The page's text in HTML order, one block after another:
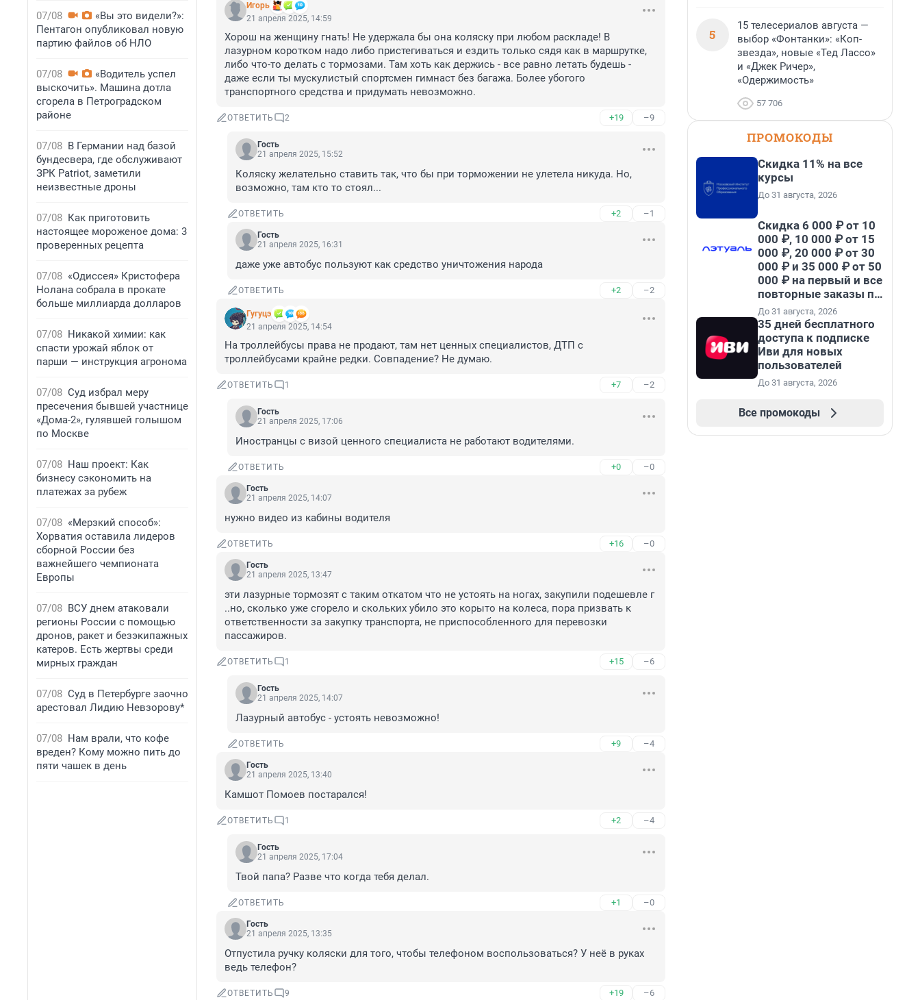
07/08
«Вы это видели?»:
Пентагон опубликовал новую
партию файлов об НЛО
07/08
«Водитель успел
выскочить». Машина дотла
сгорела в Петроградском
районе
07/08 В Германии над базой
бундесвера, где обслуживают
ЗРК Patriot, заметили
неизвестные дроны
07/08 Как приготовить
настоящее мороженое дома: 3
проверенных рецепта
07/08 «Одиссея» Кристофера
Нолана собрала в прокате
больше миллиарда долларов
07/08 Никакой химии: как
спасти урожай яблок от
парши — инструкция агронома
07/08 Суд избрал меру
пресечения бывшей участнице
«Дома-2», гулявшей голышом
по Москве
07/08 Наш проект: Как
бизнесу сэкономить на
платежах за рубеж
07/08 «Мерзкий способ»:
Хорватия оставила лидеров
сборной России без
важнейшего чемпионата
Европы
07/08 ВСУ днем атаковали
регионы России с помощью
дронов, ракет и безэкипажных
катеров. Есть жертвы среди
мирных граждан
07/08 Суд в Петербурге заочно
арестовал Лидию Невзорову*
07/08 Нам врали, что кофе
вреден? Кому можно пить до
пяти чашек в день
Игoрь
21 апреля 2025, 14:59
Хорош на женщину гнать! Не удержала бы она коляску при любом раскладе! В
лазурном коротком надо либо пристегиваться и ездить только сядя как в маршрутке,
либо что-то делать с тормозами. Там хоть как держись - все равно летать будешь -
даже если ты мускулистый спортсмен гимнаст без багажа. Более убогого
транспортного средства и придумать невозможно.
ОТВЕТИТЬ 2 +19 –9
Гость
21 апреля 2025, 15:52
Коляску желательно ставить так, что бы при торможении не улетела никуда. Но,
возможно, там кто то стоял...
ОТВЕТИТЬ +2 –1
Гость
21 апреля 2025, 16:31
даже уже автобус пользуют как средство уничтожения народа
ОТВЕТИТЬ +2 –2
Гугуцэ
21 апреля 2025, 14:54
На троллейбусы права не продают, там нет ценных специалистов, ДТП с
троллейбусами крайне редки. Совпадение? Не думаю.
ОТВЕТИТЬ 1 +7 –2
Гость
21 апреля 2025, 17:06
Иностранцы с визой ценного специалиста не работают водителями.
ОТВЕТИТЬ +0 –0
Гость
21 апреля 2025, 14:07
нужно видео из кабины водителя
ОТВЕТИТЬ +16 –0
Гость
21 апреля 2025, 13:47
эти лазурные тормозят с таким откатом что не устоять на ногах, закупили подешевле г
..но, сколько уже сгорело и скольких убило это корыто на колеса, пора призвать к
ответственности за закупку транспорта, не приспособленного для перевозки
пассажиров.
ОТВЕТИТЬ 1 +15 –6
Гость
21 апреля 2025, 14:07
Лазурный автобус - устоять невозможно!
ОТВЕТИТЬ +9 –4
Гость
21 апреля 2025, 13:40
Камшот Помоев постарался!
ОТВЕТИТЬ 1 +2 –4
Гость
21 апреля 2025, 17:04
Твой папа? Разве что когда тебя делал.
ОТВЕТИТЬ +1 –0
Гость
21 апреля 2025, 13:35
Отпустила ручку коляски для того, чтобы телефоном воспользоваться? У неё в руках
ведь телефон?
ОТВЕТИТЬ 9 +19 –6
5
15 телесериалов августа —
выбор «Фонтанки»: «Коп-
звезда», новые «Тед Лассо»
и «Джек Ричер»,
«Одержимость»
57 706
ПРОМОКОДЫ
Скидка 11% на все
курсы
До 31 августа, 2026
Скидка 6 000 ₽ от 10
000 ₽, 10 000 ₽ от 15
000 ₽, 20 000 ₽ от 30
000 ₽ и 35 000 ₽ от 50
000 ₽ на первый и все
повторные заказы по
промокоду НАБЕРИ
До 31 августа, 2026
35 дней бесплатного
доступа к подписке
Иви для новых
пользователей
До 31 августа, 2026
Все промокоды